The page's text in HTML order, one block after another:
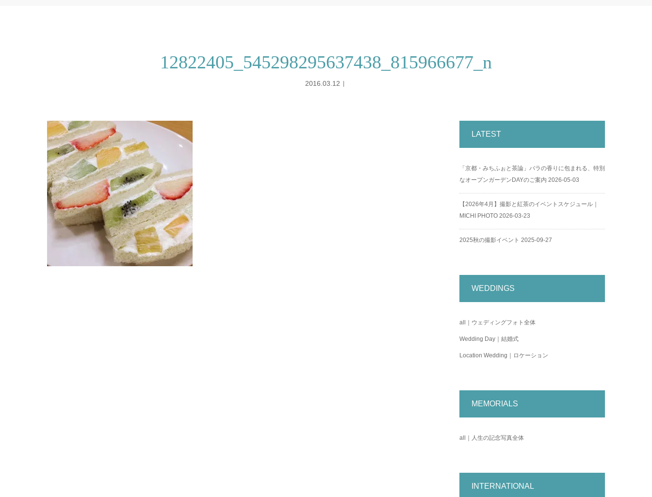
12822405_545298295637438_815966677_n
2016.03.12
LATEST
「京都・みちふぉと茶論」バラの香りに包まれる、特別
なオープンガーデンDAYのご案内 2026-05-03
【2026年4月】撮影と紅茶のイベントスケジュール｜
MICHI PHOTO 2026-03-23
2025秋の撮影イベント 2025-09-27
WEDDINGS
all｜ウェディングフォト全体
Wedding Day｜結婚式
Location Wedding｜ロケーション
MEMORIALS
all｜人生の記念写真全体
INTERNATIONAL